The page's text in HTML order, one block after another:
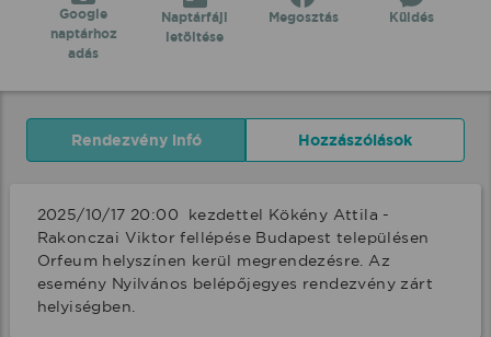
Google
naptárhoz
adás
Naptárfájl
letöltése
Megosztás Küldés
Rendezvény infó Hozzászólások
2025/10/17 20:00  kezdettel Kökény Attila -
Rakonczai Viktor fellépése Budapest településen
Orfeum helyszínen kerül megrendezésre. Az
esemény Nyilvános belépőjegyes rendezvény zárt
helyiségben.